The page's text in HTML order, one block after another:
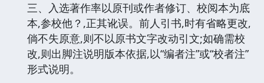
三、入选著作率以原刊或作者修订、校阅本为底
本,参校他？,正其讹误。前人引书,时有省略更改,
倘不失原意,则不以原书文字改动引文;如确需校
改,则出脚注说明版本依据,以“编者注”或“校者注”
形式说明。